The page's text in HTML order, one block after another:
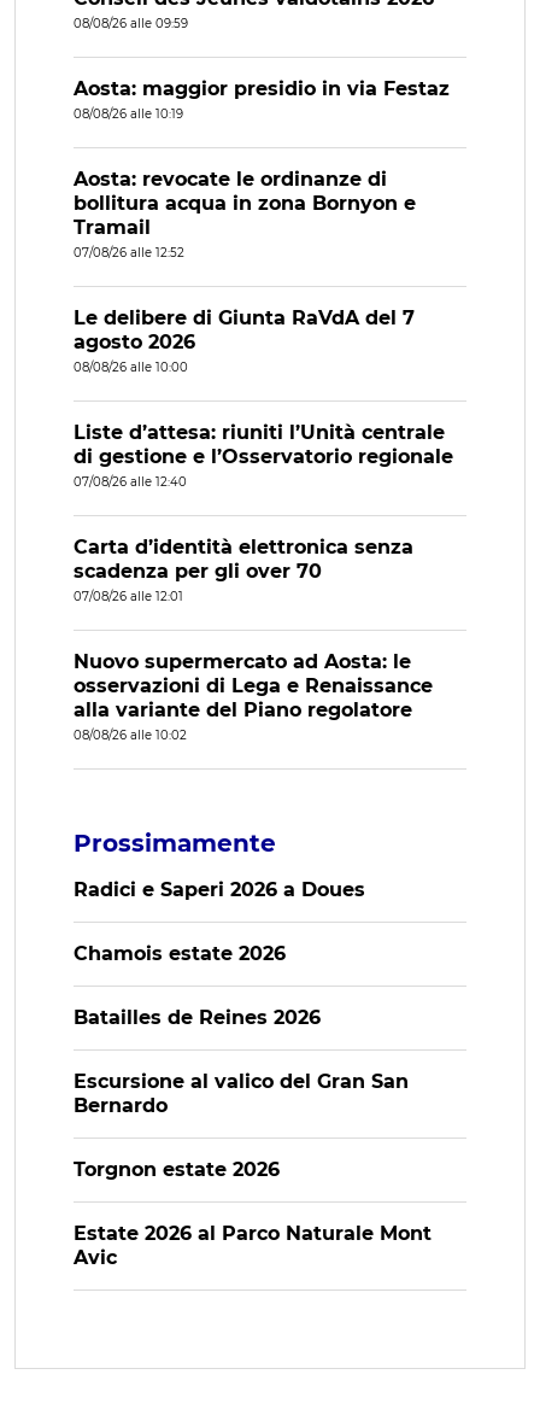
08/08/26 alle 09:59
Aosta: maggior presidio in via Festaz
08/08/26 alle 10:19
Aosta: revocate le ordinanze di
bollitura acqua in zona Bornyon e
Tramail
07/08/26 alle 12:52
Le delibere di Giunta RaVdA del 7
agosto 2026
08/08/26 alle 10:00
Liste d’attesa: riuniti l’Unità centrale
di gestione e l’Osservatorio regionale
07/08/26 alle 12:40
Carta d’identità elettronica senza
scadenza per gli over 70
07/08/26 alle 12:01
Nuovo supermercato ad Aosta: le
osservazioni di Lega e Renaissance
alla variante del Piano regolatore
08/08/26 alle 10:02
Prossimamente
Radici e Saperi 2026 a Doues
Chamois estate 2026
Batailles de Reines 2026
Escursione al valico del Gran San
Bernardo
Torgnon estate 2026
Estate 2026 al Parco Naturale Mont
Avic